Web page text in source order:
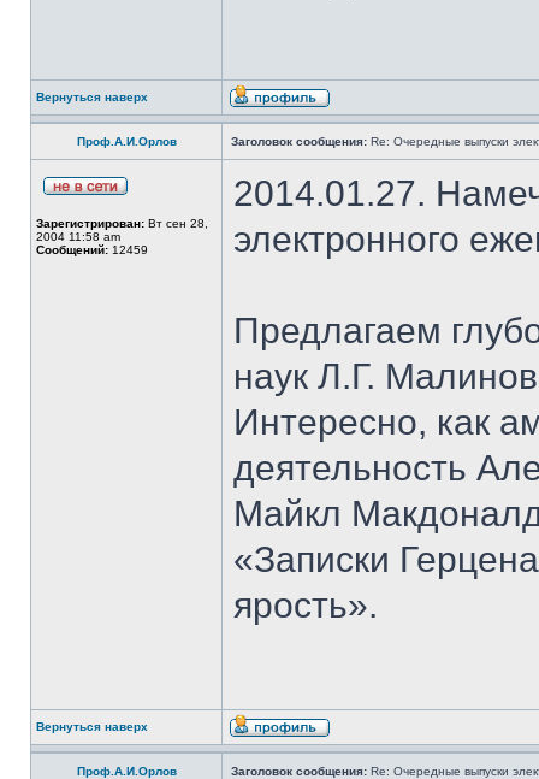
Вернуться наверх
Проф.А.И.Орлов Заголовок сообщения: Re: Очередные выпуски
Зарегистрирован: Вт сен 28,
2004 11:58 am
Сообщений: 12459
2014.01.27.
электронного
Предлагаем
наук Л.Г.
Интересно, как
деятельность
Майкл
«Записки
ярость».
Вернуться наверх
Проф.А.И.Орлов Заголовок сообщения: Re: Очередные выпуски